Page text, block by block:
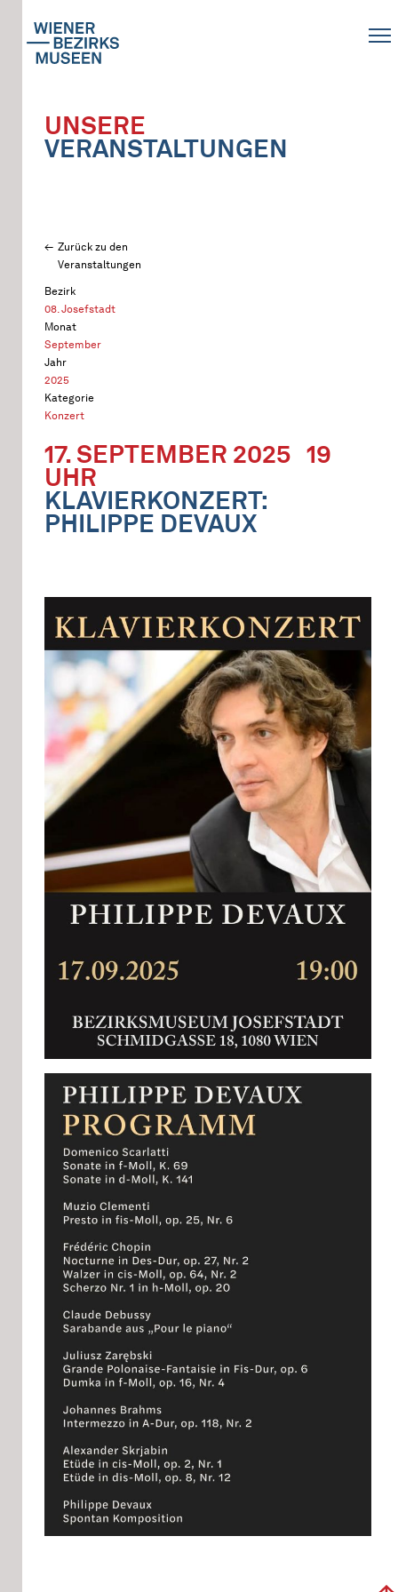
UNSERE
VERANSTALTUNGEN
Zurück zu den
Veranstaltungen
Bezirk
08. Josefstadt
Monat
September
Jahr
2025
Kategorie
Konzert
17. SEPTEMBER 2025 19
UHR
KLAVIERKONZERT:
PHILIPPE DEVAUX